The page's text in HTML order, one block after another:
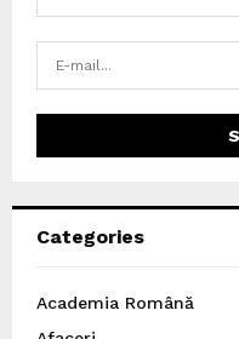
Categories
Academia Română